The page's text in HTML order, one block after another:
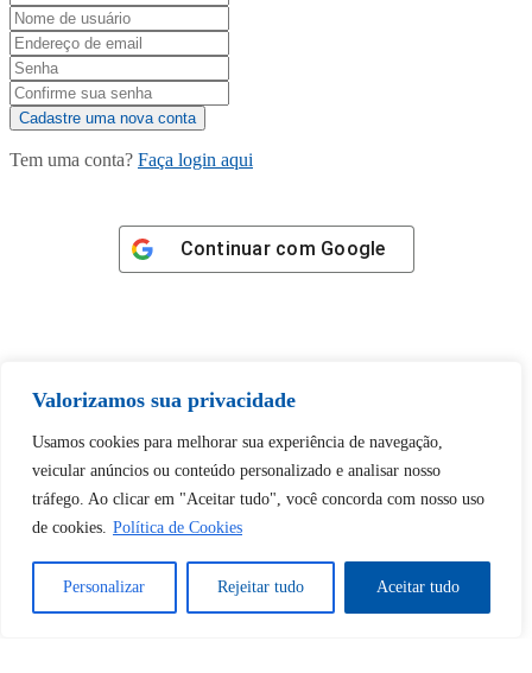
Valorizamos sua privacidade
Usamos cookies para melhorar sua experiência de navegação,
veicular anúncios ou conteúdo personalizado e analisar nosso
tráfego. Ao clicar em "Aceitar tudo", você concorda com nosso uso
de cookies. Política de Cookies
Personalizar Rejeitar tudo Aceitar tudo
Tem uma conta? Faça login aqui
Continuar com Google
Tem certeza de que deseja
desbloquear esta publicação?
Sim Não